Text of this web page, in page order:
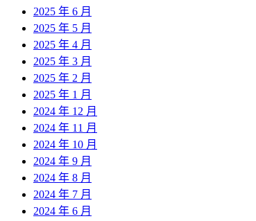
2025 年 6 月
2025 年 5 月
2025 年 4 月
2025 年 3 月
2025 年 2 月
2025 年 1 月
2024 年 12 月
2024 年 11 月
2024 年 10 月
2024 年 9 月
2024 年 8 月
2024 年 7 月
2024 年 6 月